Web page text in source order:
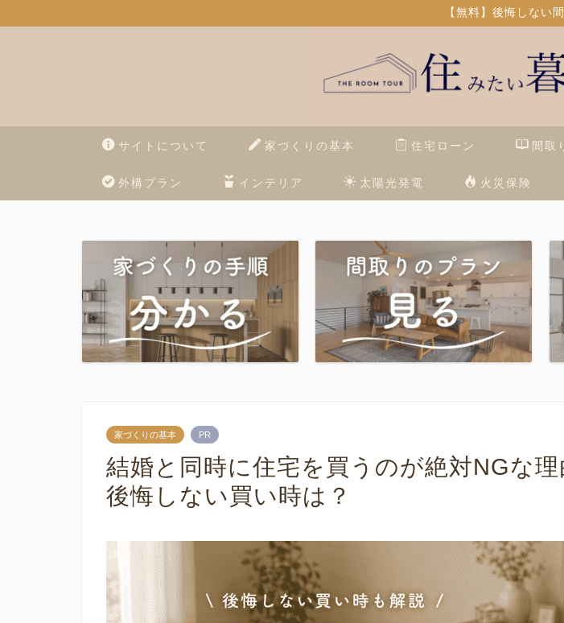
【無料】後悔しない
サイトについて 家づくりの基本 住宅ローン 間取
外構プラン インテリア 太陽光発電 火災保険
家づくりの基本 PR
結婚と同時に住宅を買うのが絶対NGな理
後悔しない買い時は？